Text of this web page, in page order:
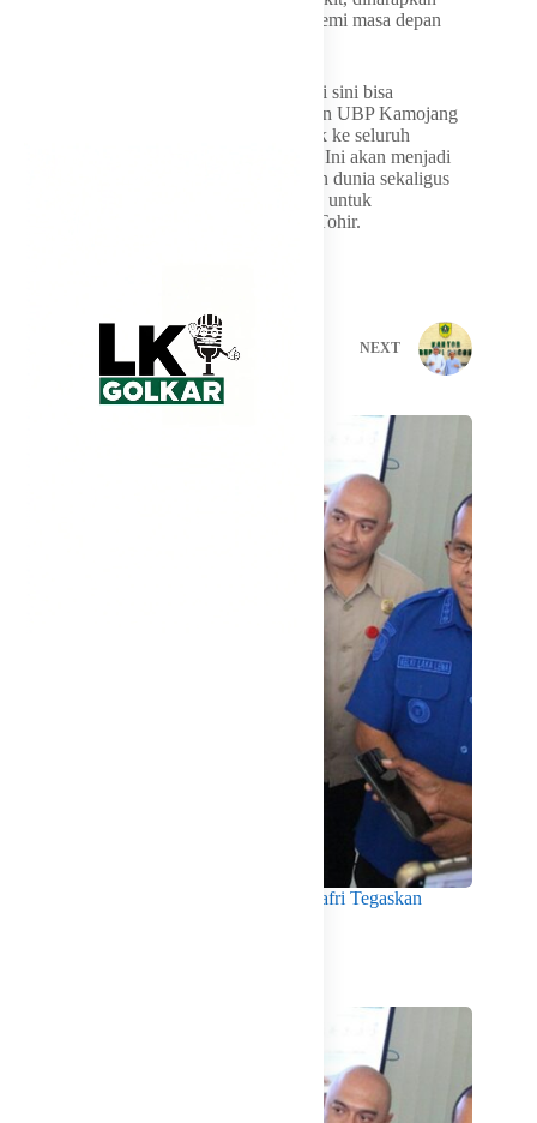
pasokan energi bersih dapat terus terjaga demi masa depan
“Harapan kami, kehadiran Bapak Bupati di sini bisa
memberikan semangat kepada seluruh insan UBP Kamojang
agar terus berkontribusi menyalurkan listrik ke seluruh
indonesia dengan semangat dan keiklasan. Ini akan menjadi
‘listrik hijau’ yang membangun masa depan dunia sekaligus
bagian dari penguatan program pemerintah untuk
kesejahteraan indonesia,” pungkas Yunus Tohir.
NEXT
Menko Pangan Tinjau KNMP Untia, Munafri Tegaskan